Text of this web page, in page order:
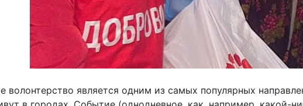
волонтерство является одним из самых популярных